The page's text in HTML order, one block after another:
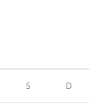
S D